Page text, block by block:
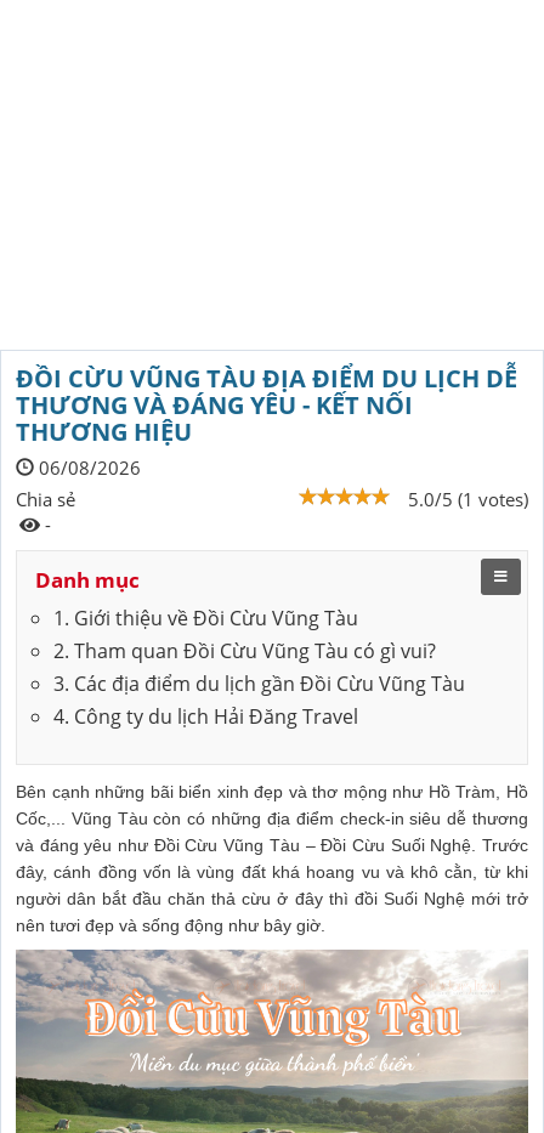
ĐỒI CỪU VŨNG TÀU ĐỊA ĐIỂM DU LỊCH DỄ
THƯƠNG VÀ ĐÁNG YÊU - KẾT NỐI
THƯƠNG HIỆU
06/08/2026
5.0/5 (1 votes)
Chia sẻ
-
Danh mục
1. Giới thiệu về Đồi Cừu Vũng Tàu
2. Tham quan Đồi Cừu Vũng Tàu có gì vui?
3. Các địa điểm du lịch gần Đồi Cừu Vũng Tàu
4. Công ty du lịch Hải Đăng Travel
Bên cạnh những bãi biển xinh đẹp và thơ mộng như Hồ Tràm, Hồ
Cốc,... Vũng Tàu còn có những địa điểm check-in siêu dễ thương
và đáng yêu như Đồi Cừu Vũng Tàu – Đồi Cừu Suối Nghệ. Trước
đây, cánh đồng vốn là vùng đất khá hoang vu và khô cằn, từ khi
người dân bắt đầu chăn thả cừu ở đây thì đồi Suối Nghệ mới trở
nên tươi đẹp và sống động như bây giờ.